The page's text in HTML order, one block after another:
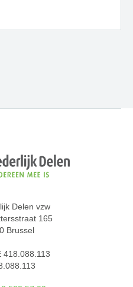
Delen vzw
165
Brussel
418.088.113